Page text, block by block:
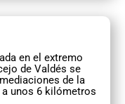
en el extremo
de Valdés se
de la
a unos 6 kilómetros